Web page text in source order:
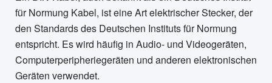
für Normung Kabel, ist eine Art elektrischer Stecker, der
den Standards des Deutschen Instituts für Normung
entspricht. Es wird häufig in Audio- und Videogeräten,
Computerperipheriegeräten und anderen elektronischen
Geräten verwendet.